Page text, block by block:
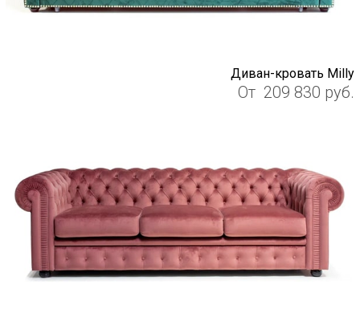
Диван-кровать Milly
От 209 830 руб.